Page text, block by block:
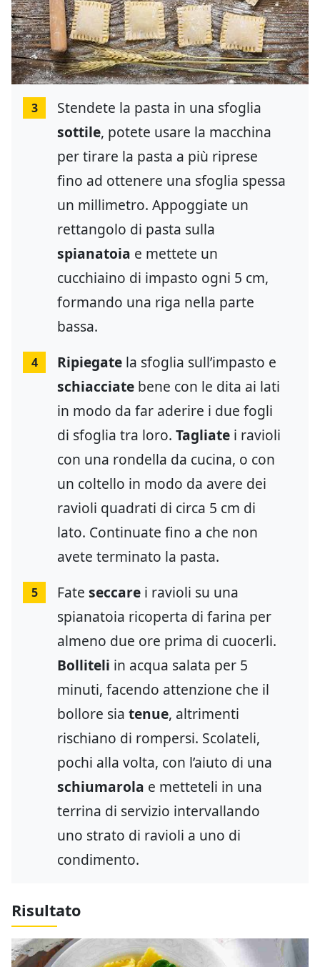
3
Stendete la pasta in una sfoglia
sottile, potete usare la macchina
per tirare la pasta a più riprese
fino ad ottenere una sfoglia spessa
un millimetro. Appoggiate un
rettangolo di pasta sulla
spianatoia e mettete un
cucchiaino di impasto ogni 5 cm,
formando una riga nella parte
bassa.
4 Ripiegate la sfoglia sull’impasto e
schiacciate bene con le dita ai lati
in modo da far aderire i due fogli
di sfoglia tra loro. Tagliate i ravioli
con una rondella da cucina, o con
un coltello in modo da avere dei
ravioli quadrati di circa 5 cm di
lato. Continuate fino a che non
avete terminato la pasta.
5 Fate seccare i ravioli su una
spianatoia ricoperta di farina per
almeno due ore prima di cuocerli.
Bolliteli in acqua salata per 5
minuti, facendo attenzione che il
bollore sia tenue, altrimenti
rischiano di rompersi. Scolateli,
pochi alla volta, con l’aiuto di una
schiumarola e metteteli in una
terrina di servizio intervallando
uno strato di ravioli a uno di
condimento.
Risultato